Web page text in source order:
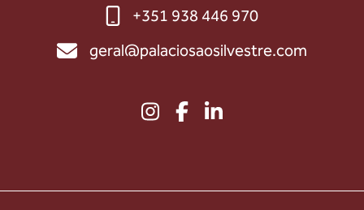
+351 938 446 970
geral@palaciosaosilvestre.com